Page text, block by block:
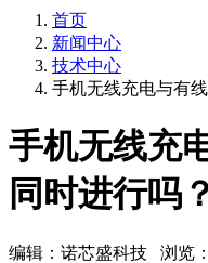
首页
新闻中心
技术中心
手机无线充电与有
手机无线充
同时进行吗？
编辑：诺芯盛科技 浏览：